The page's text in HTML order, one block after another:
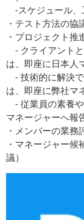
‐スケジュール
・テスト方法の協
・プロジェクト推
‐ クライアント
は、即座に日本人
‐ 技術的に解決
は、即座に弊社マ
‐ 従業員の素養
マネージャーへ報
・メンバーの業務
・マネージャー
議）